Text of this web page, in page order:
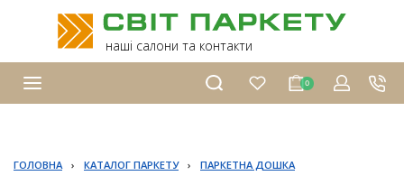
наші салони та контакти
0
ГОЛОВНА › КАТАЛОГ ПАРКЕТУ › ПАРКЕТНА ДОШКА